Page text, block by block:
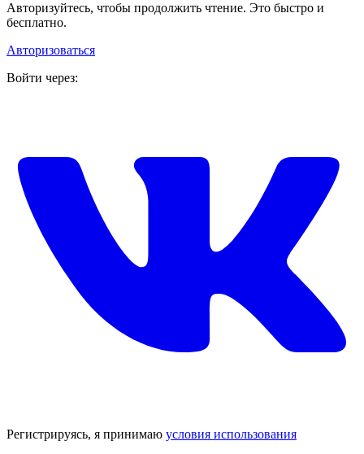
Авторизуйтесь, чтобы продолжить чтение. Это быстро и
бесплатно.
Авторизоваться
Войти через:
Регистрируясь, я принимаю условия использования